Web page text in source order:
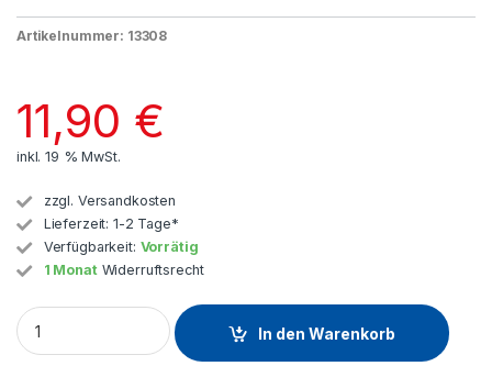
Artikelnummer: 13308
11,90 €
inkl. 19 % MwSt.
zzgl. Versandkosten
Lieferzeit: 1-2 Tage*
Verfügbarkeit: Vorrätig
1 Monat Widerruftsrecht
In den Warenkorb